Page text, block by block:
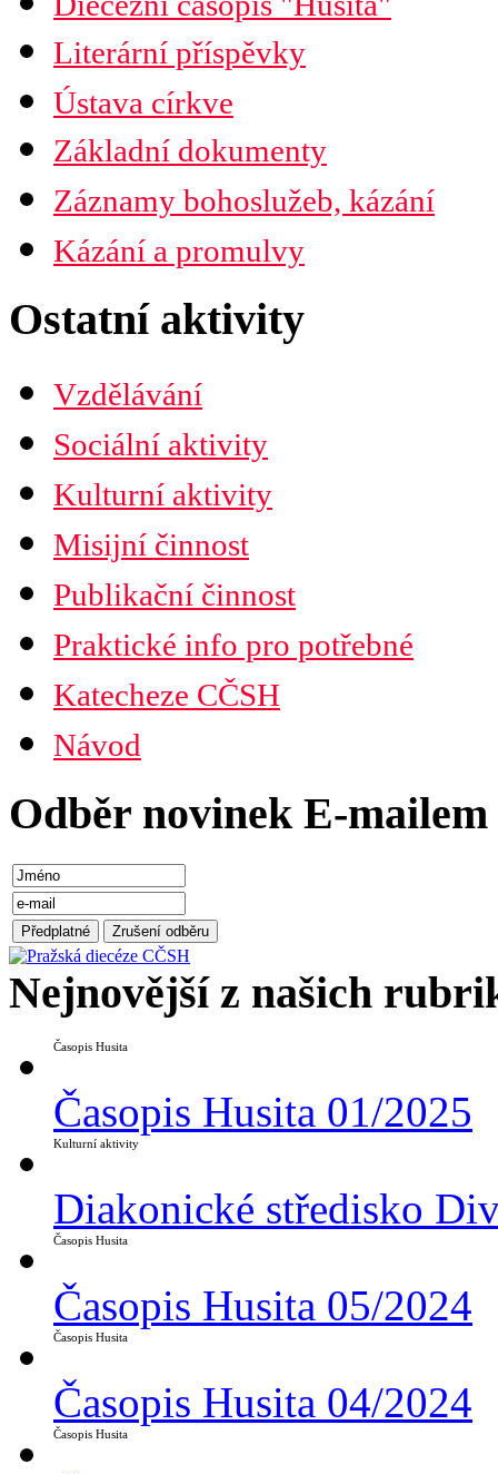
Předplatné
Literární příspěvky
Ústava církve
Preambule
Závěrečná ustanovení
Organizační uspořádání
Diecéze
Základní dokumenty
Záznamy bohoslužeb, kázání
Kázání a promulvy
Ostatní aktivity
Vzdělávání
Sociální aktivity
Kulturní aktivity
Misijní činnost
Publikační činnost
Praktické info pro potřebné
Katecheze CČSH
Návod
Odběr novinek E-mailem
Nejnovější z našich
Časopis Husita
Časopis Husita 01/2025
Kulturní aktivity
Diakonické středisko
Časopis Husita
Časopis Husita 05/2024
Časopis Husita
Časopis Husita 04/2024
Časopis Husita